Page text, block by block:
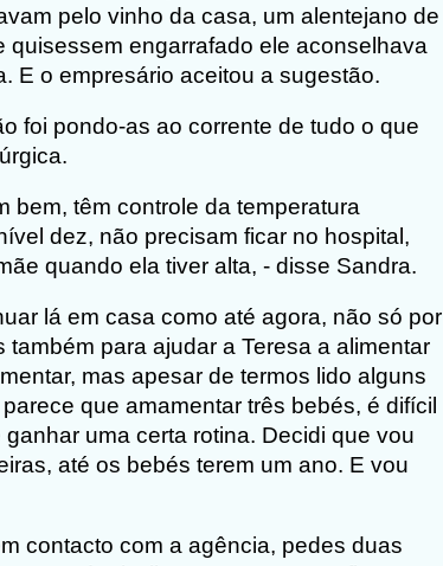
pelo vinho da casa, um alentejano de
quisessem engarrafado ele aconselhava
E o empresário aceitou a sugestão.
foi pondo-as ao corrente de tudo o que
bem, têm controle da temperatura
dez, não precisam ficar no hospital,
quando ela tiver alta, - disse Sandra.
lá em casa como até agora, não só por
para ajudar a Teresa a alimentar
mas apesar de termos lido alguns
que amamentar três bebés, é difícil
uma certa rotina. Decidi que vou
até os bebés terem um ano. E vou
contacto com a agência, pedes duas